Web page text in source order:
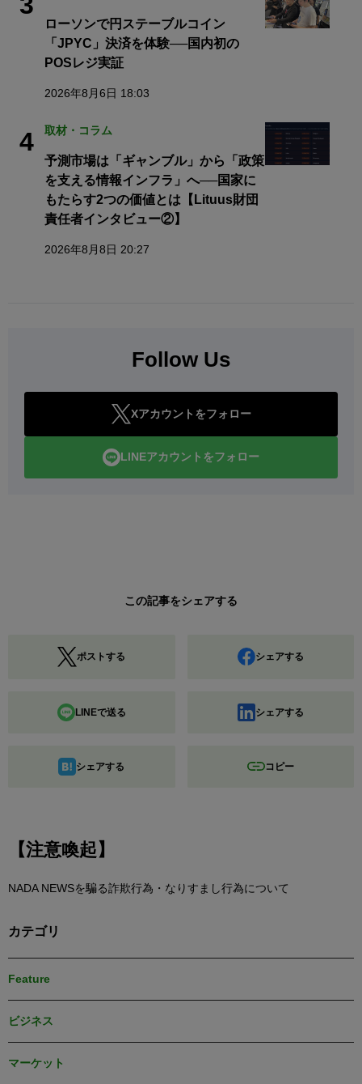
ローソンで円ステーブルコイン
「JPYC」決済を体験──国内初の
POSレジ実証
2026年8月6日 18:03
4 取材・コラム
予測市場は「ギャンブル」から「政策
を支える情報インフラ」へ──国家に
もたらす2つの価値とは【Lituus財団
責任者インタビュー②】
2026年8月8日 20:27
Follow Us
Xアカウントをフォロー
LINEアカウントをフォロー
この記事をシェアする
ポストする シェアする
LINEで送る シェアする
シェアする コピー
【注意喚起】
NADA NEWSを騙る詐欺行為・なりすまし行為について
カテゴリ
Feature
ビジネス
マーケット